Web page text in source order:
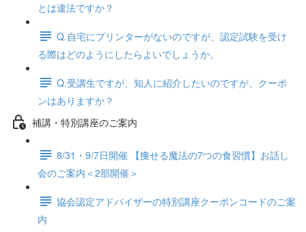
とは違法ですか？
Q.自宅にプリンターがないのですが、認定試験を受け
る際はどのようにしたらよいでしょうか。
Q.受講生ですが、知人に紹介したいのですが、クーポ
ンはありますか？
補講・特別講座のご案内
8/31・9/7日開催 【痩せる魔法の7つの食習慣】お話し
会のご案内＜2部開催＞
協会認定アドバイザーの特別講座クーポンコードのご案
内